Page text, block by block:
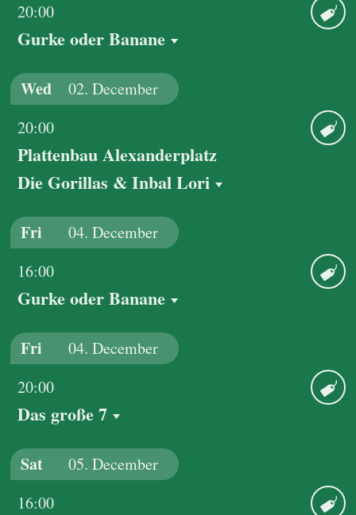
20:00
Gurke oder Banane
Wed 02. December
20:00
Plattenbau Alexanderplatz
Die Gorillas & Inbal Lori
Fri 04. December
16:00
Gurke oder Banane
Fri 04. December
20:00
Das große 7
Sat 05. December
16:00